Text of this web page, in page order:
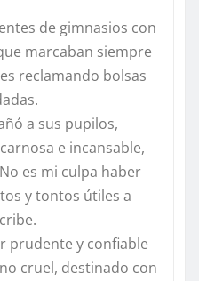
de gimnasios con
marcaban siempre
reclamando bolsas
a sus pupilos,
e incansable,
es mi culpa haber
y tontos útiles a
prudente y confiable
cruel, destinado con